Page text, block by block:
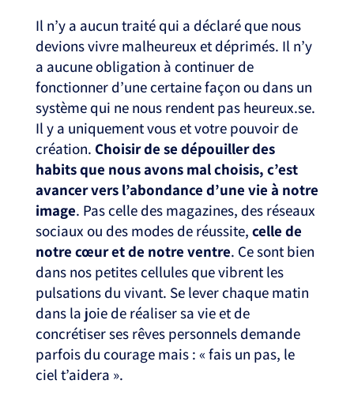
Il n’y a aucun traité qui a déclaré que nous
devions vivre malheureux et déprimés. Il n’y
a aucune obligation à continuer de
fonctionner d’une certaine façon ou dans un
système qui ne nous rendent pas heureux.se.
Il y a uniquement vous et votre pouvoir de
création. Choisir de se dépouiller des
habits que nous avons mal choisis, c’est
avancer vers l’abondance d’une vie à notre
image. Pas celle des magazines, des réseaux
sociaux ou des modes de réussite, celle de
notre cœur et de notre ventre. Ce sont bien
dans nos petites cellules que vibrent les
pulsations du vivant. Se lever chaque matin
dans la joie de réaliser sa vie et de
concrétiser ses rêves personnels demande
parfois du courage mais : « fais un pas, le
ciel t’aidera ».